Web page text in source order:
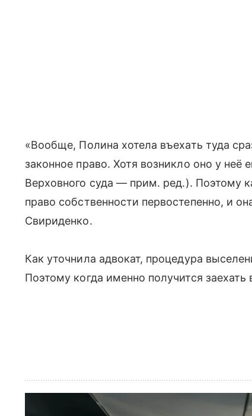
«Вообще, Полина хотела въехать туда
законное право. Хотя возникло оно у неё
Верховного суда — прим. ред.). Поэтому
право собственности первостепенно, и
Свириденко.
Как уточнила адвокат, процедура
Поэтому когда именно получится